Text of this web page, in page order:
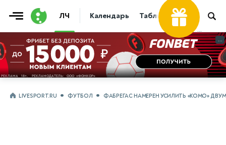
ЛЧ Календарь Таблица Прогнозы
...
...
LIVESPORT.RU ФУТБОЛ ФАБРЕГАС НАМЕРЕН УСИЛИТЬ «КОМО»